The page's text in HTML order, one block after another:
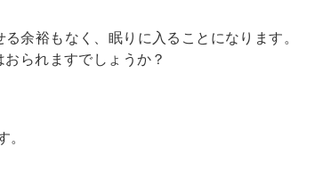
余裕もなく、眠りに入ることになります。
られますでしょうか？
。